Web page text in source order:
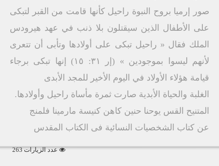
صور إرميا بروح النبوة راحيل كأنها قامت من القبر لتبكى
على الأطفال الذين سيقتلون بلا ذنب في عهد هيرودس
الملك فقال « راحيل تبكى على أولادها وتأبى أن تتعرى
لأنهم ليسوا بموجودين » (إر ۳۱: ١٥) إنها تبكى برجاء
قيامة هؤلاء الأولاد في اليوم الأخير للمجد الأبدى
الغلبة والحياة الأبدية صارت ثمرة مأساة راحيل وأولادها.
المتنيح القس يوحنا حنين كاهن كنيسة مارمينا فلمنج
عن كتاب الشخصيات النسائية فى الكتاب المقدس
عدد الزيارات 263